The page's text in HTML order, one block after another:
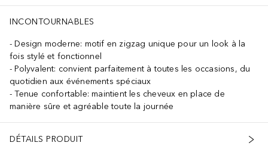
INCONTOURNABLES
Design moderne: motif en zigzag unique pour un look à la
fois stylé et fonctionnel
Polyvalent: convient parfaitement à toutes les occasions, du
quotidien aux événements spéciaux
Tenue confortable: maintient les cheveux en place de
manière sûre et agréable toute la journée
DÉTAILS PRODUIT